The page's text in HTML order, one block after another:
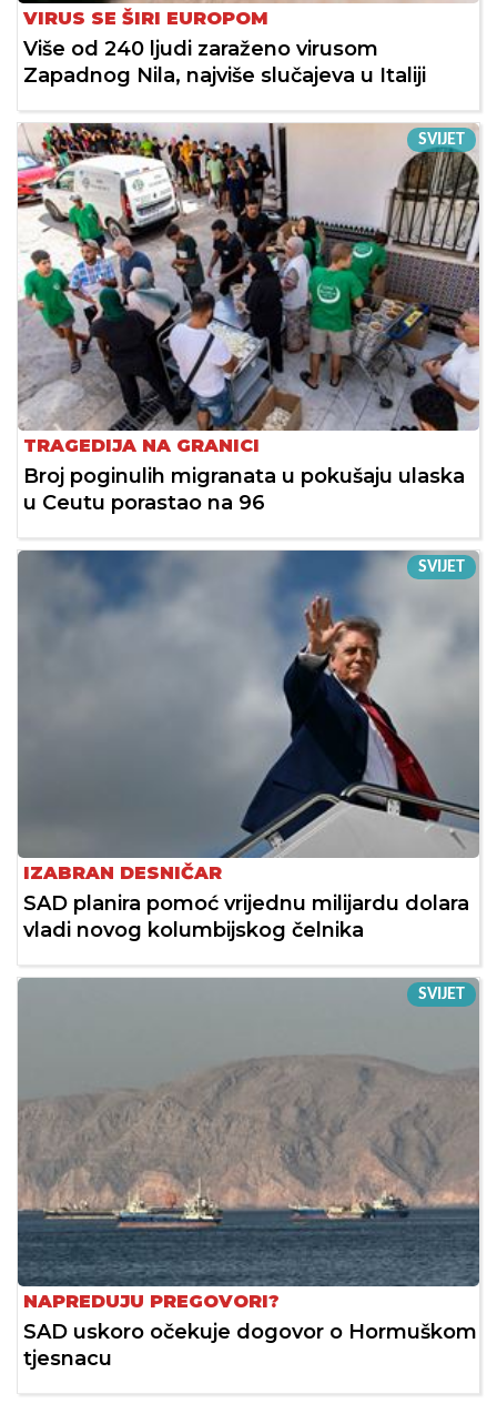
VIRUS SE ŠIRI EUROPOM
Više od 240 ljudi zaraženo virusom
Zapadnog Nila, najviše slučajeva u Italiji
SVIJET
TRAGEDIJA NA GRANICI
Broj poginulih migranata u pokušaju ulaska
u Ceutu porastao na 96
SVIJET
IZABRAN DESNIČAR
SAD planira pomoć vrijednu milijardu dolara
vladi novog kolumbijskog čelnika
SVIJET
NAPREDUJU PREGOVORI?
SAD uskoro očekuje dogovor o Hormuškom
tjesnacu